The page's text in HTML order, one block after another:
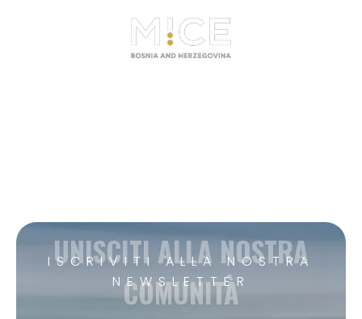
ISCRIVITI ALLA NOSTRA
NEWSLETTER
UNISCITI ALLA NOSTRA
COMUNITÀ